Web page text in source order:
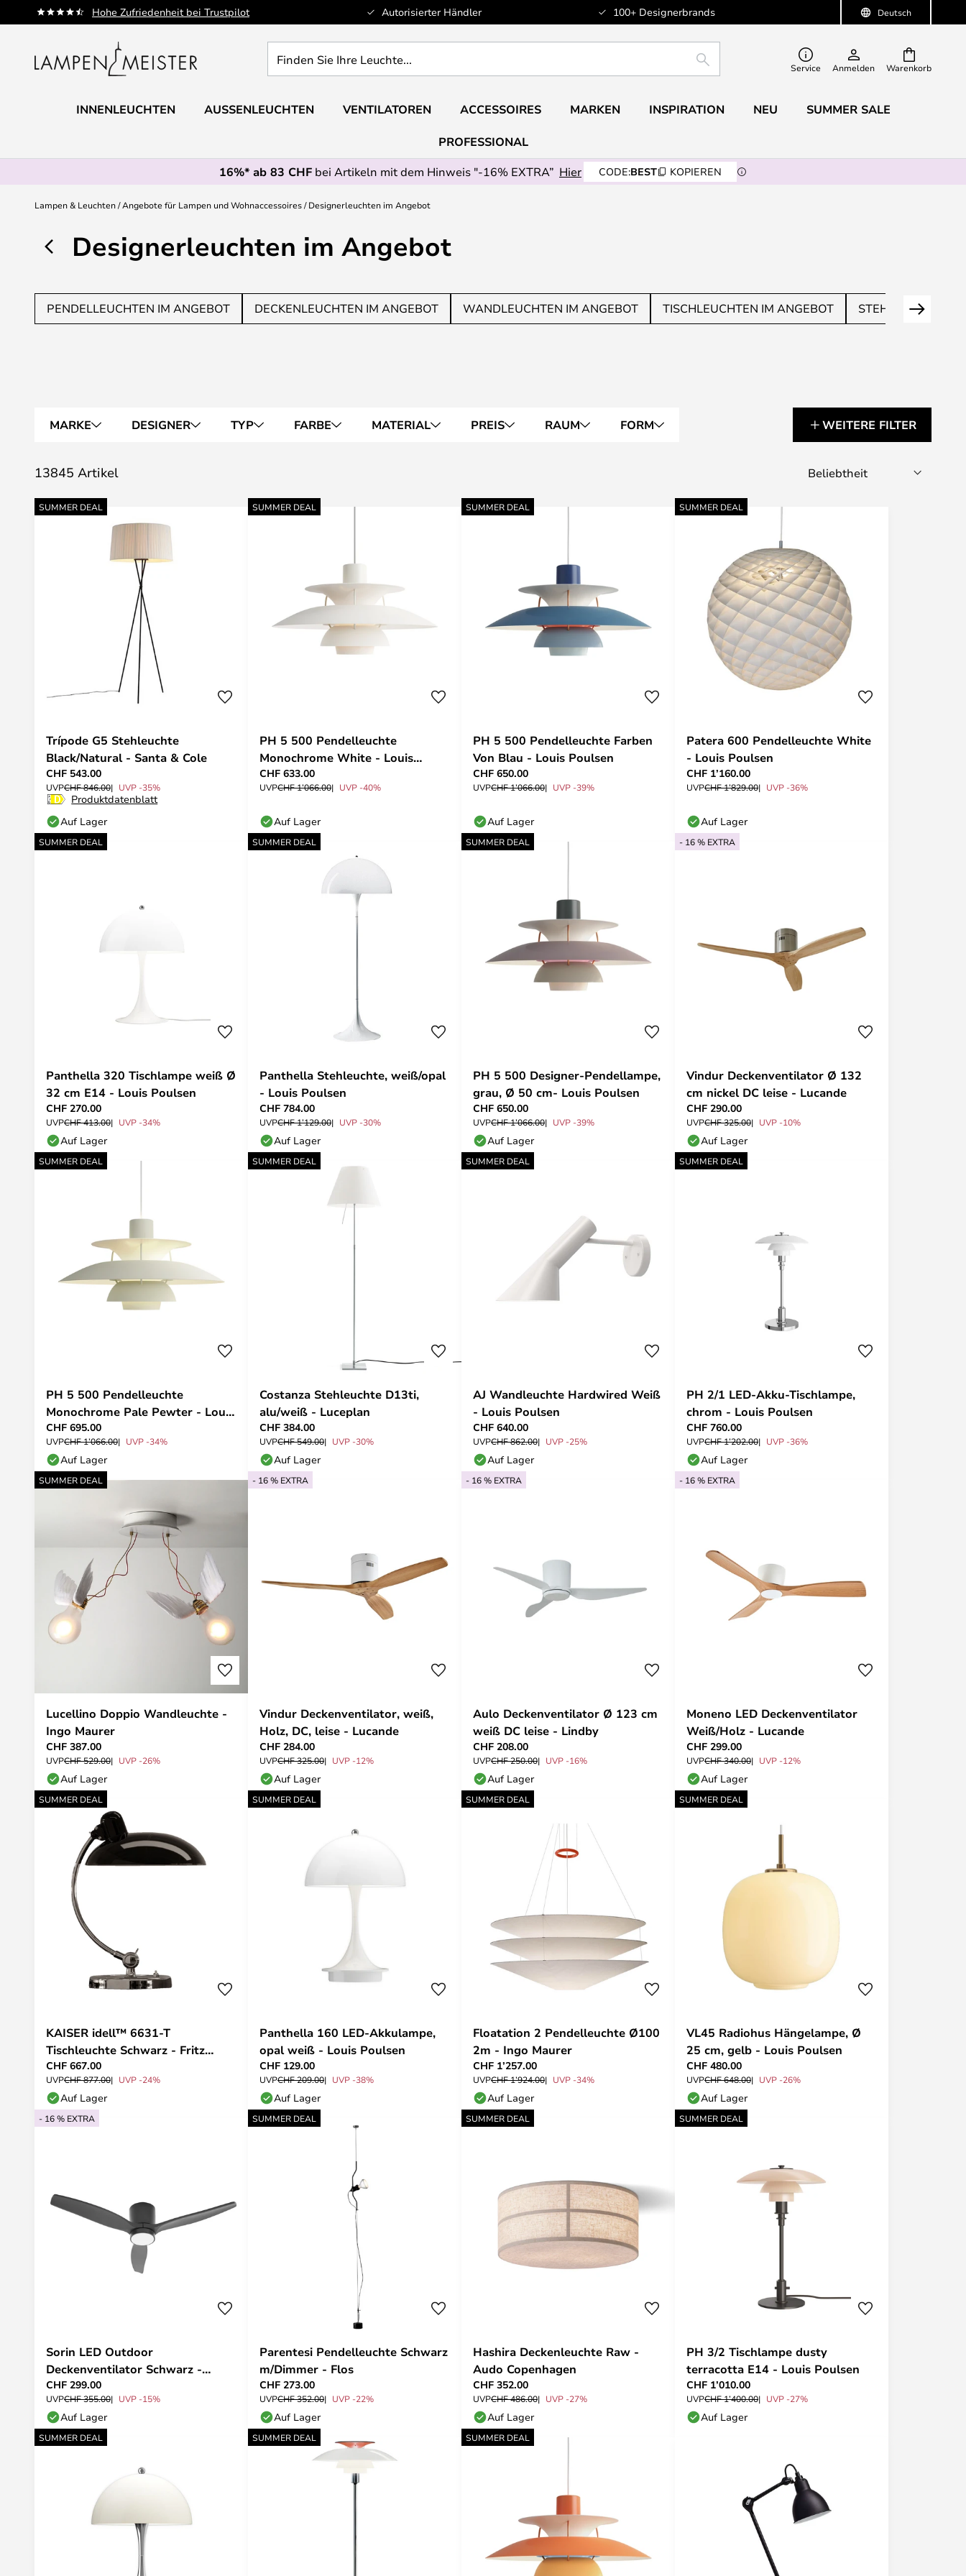
Deutsch
Hohe Zufriedenheit bei Trustpilot Autorisierter Händler 100+ Designerbrands
Zum
Inhalt
Warenkorb
Sie
Leuchte...
SUCHE Service Anmelden
INNENLEUCHTEN AUSSENLEUCHTEN VENTILATOREN ACCESSOIRES MARKEN INSPIRATION NEU SUMMER SALE
PROFESSIONAL
16%* ab 83 CHF bei Artikeln mit dem Hinweis "-16% EXTRA” Hier CODE:BEST KOPIEREN
Lampen & Leuchten Angebote für Lampen und Wohnaccessoires Designerleuchten im Angebot
Designerleuchten im Angebot
PENDELLEUCHTEN IM ANGEBOT DECKENLEUCHTEN IM ANGEBOT WANDLEUCHTEN IM ANGEBOT TISCHLEUCHTEN IM ANGEBOT STEHLEUCHTEN
MARKE DESIGNER TYP FARBE MATERIAL PREIS RAUM FORM WEITERE FILTER
13845 Artikel
SUMMER DEAL
Trípode G5 Stehleuchte
Black/Natural - Santa & Cole
CHF 543.00
UVPCHF 846.00 UVP -35%
Produktdatenblatt
Auf Lager
SUMMER DEAL
PH 5 500 Pendelleuchte
Monochrome White - Louis
Poulsen
CHF 633.00
UVPCHF 1’066.00 UVP -40%
Auf Lager
SUMMER DEAL
PH 5 500 Pendelleuchte Farben
Von Blau - Louis Poulsen
CHF 650.00
UVPCHF 1’066.00 UVP -39%
Auf Lager
SUMMER DEAL
Patera 600 Pendelleuchte White
- Louis Poulsen
CHF 1’160.00
UVPCHF 1’829.00 UVP -36%
Auf Lager
SUMMER DEAL
Panthella 320 Tischlampe weiß Ø
32 cm E14 - Louis Poulsen
CHF 270.00
UVPCHF 413.00 UVP -34%
Auf Lager
SUMMER DEAL
Panthella Stehleuchte, weiß/opal
- Louis Poulsen
CHF 784.00
UVPCHF 1’129.00 UVP -30%
Auf Lager
SUMMER DEAL
PH 5 500 Designer-Pendellampe,
grau, Ø 50 cm- Louis Poulsen
CHF 650.00
UVPCHF 1’066.00 UVP -39%
Auf Lager
- 16 % EXTRA
Vindur Deckenventilator Ø 132
cm nickel DC leise - Lucande
CHF 290.00
UVPCHF 325.00 UVP -10%
Auf Lager
SUMMER DEAL
PH 5 500 Pendelleuchte
Monochrome Pale Pewter - Louis
Poulsen
CHF 695.00
UVPCHF 1’066.00 UVP -34%
Auf Lager
SUMMER DEAL
Costanza Stehleuchte D13ti,
alu/weiß - Luceplan
CHF 384.00
UVPCHF 549.00 UVP -30%
Auf Lager
SUMMER DEAL
AJ Wandleuchte Hardwired Weiß
- Louis Poulsen
CHF 640.00
UVPCHF 862.00 UVP -25%
Auf Lager
SUMMER DEAL
PH 2/1 LED-Akku-Tischlampe,
chrom - Louis Poulsen
CHF 760.00
UVPCHF 1’202.00 UVP -36%
Auf Lager
SUMMER DEAL
Lucellino Doppio Wandleuchte -
Ingo Maurer
CHF 387.00
UVPCHF 529.00 UVP -26%
Auf Lager
- 16 % EXTRA
Vindur Deckenventilator, weiß,
Holz, DC, leise - Lucande
CHF 284.00
UVPCHF 325.00 UVP -12%
Auf Lager
- 16 % EXTRA
Aulo Deckenventilator Ø 123 cm
weiß DC leise - Lindby
CHF 208.00
UVPCHF 250.00 UVP -16%
Auf Lager
- 16 % EXTRA
Moneno LED Deckenventilator
Weiß/Holz - Lucande
CHF 299.00
UVPCHF 340.00 UVP -12%
Auf Lager
SUMMER DEAL
KAISER idell™ 6631-T
Tischleuchte Schwarz - Fritz
Hansen
CHF 667.00
UVPCHF 877.00 UVP -24%
Auf Lager
SUMMER DEAL
Panthella 160 LED-Akkulampe,
opal weiß - Louis Poulsen
CHF 129.00
UVPCHF 209.00 UVP -38%
Auf Lager
SUMMER DEAL
Floatation 2 Pendelleuchte Ø100
2m - Ingo Maurer
CHF 1’257.00
UVPCHF 1’924.00 UVP -34%
Auf Lager
SUMMER DEAL
VL45 Radiohus Hängelampe, Ø
25 cm, gelb - Louis Poulsen
CHF 480.00
UVPCHF 648.00 UVP -26%
Auf Lager
- 16 % EXTRA
Sorin LED Outdoor
Deckenventilator Schwarz -
Lucande
CHF 299.00
UVPCHF 355.00 UVP -15%
Auf Lager
SUMMER DEAL
Parentesi Pendelleuchte Schwarz
m/Dimmer - Flos
CHF 273.00
UVPCHF 352.00 UVP -22%
Auf Lager
SUMMER DEAL
Hashira Deckenleuchte Raw -
Audo Copenhagen
CHF 352.00
UVPCHF 486.00 UVP -27%
Auf Lager
SUMMER DEAL
PH 3/2 Tischlampe dusty
terracotta E14 - Louis Poulsen
CHF 1’010.00
UVPCHF 1’400.00 UVP -27%
Auf Lager
SUMMER DEAL SUMMER DEAL SUMMER DEAL